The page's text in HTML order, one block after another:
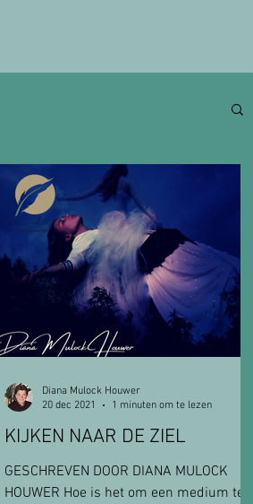
KIJKEN NAAR DE ZIEL
GESCHREVEN DOOR DIANA MULOCK
HOUWER Hoe is het om een medium te
Diana Mulock Houwer
20 dec 2021
1 minuten om te lezen